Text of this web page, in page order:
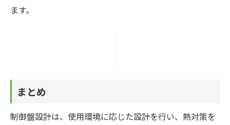
ます。
まとめ
制御盤設計は、使用環境に応じた設計を行い、熱対策を